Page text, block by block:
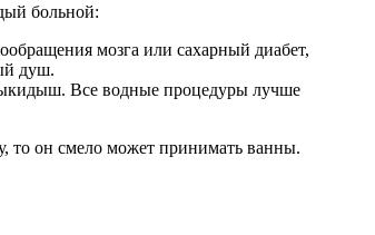
больной:
мозга или сахарный диабет,
душ.
Все водные процедуры лучше
то он смело может принимать ванны.